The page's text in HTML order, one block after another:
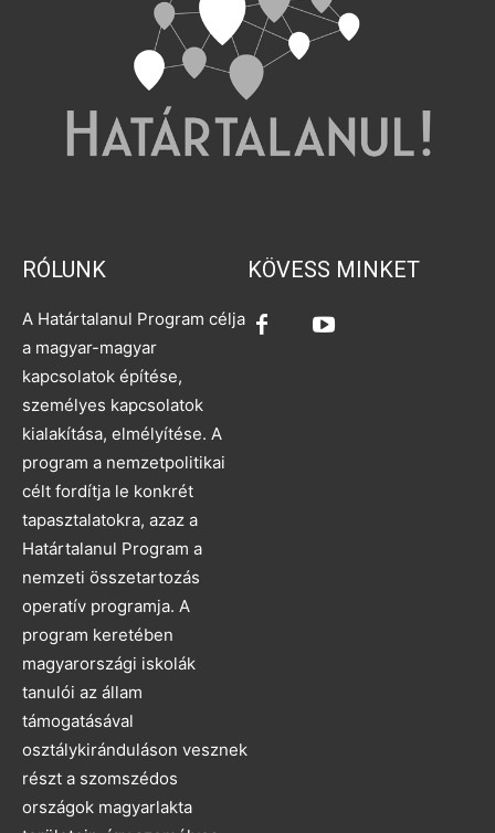
RÓLUNK
A Határtalanul Program célja
a magyar-magyar
kapcsolatok építése,
személyes kapcsolatok
kialakítása, elmélyítése. A
program a nemzetpolitikai
célt fordítja le konkrét
tapasztalatokra, azaz a
Határtalanul Program a
nemzeti összetartozás
operatív programja. A
program keretében
magyarországi iskolák
tanulói az állam
támogatásával
osztálykiránduláson vesznek
részt a szomszédos
országok magyarlakta
KÖVESS MINKET